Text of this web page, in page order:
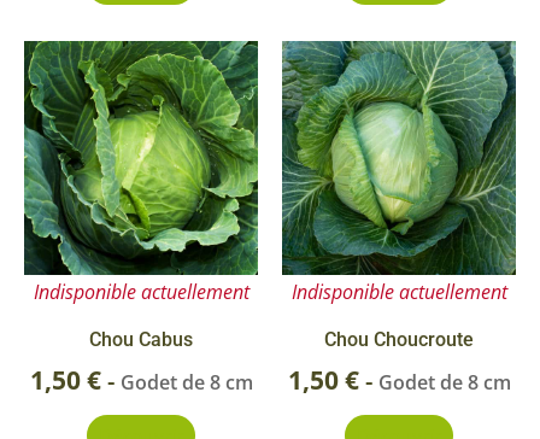
Indisponible actuellement
Chou Cabus
1,50€- Godet de 8 cm
Indisponible actuellement
Chou Choucroute
1,50€- Godet de 8 cm